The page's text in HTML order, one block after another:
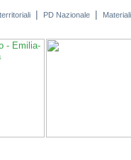
| PD Nazionale | Materiali